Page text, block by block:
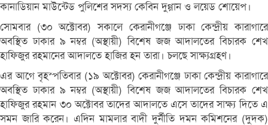
কানাডিয়ান মাউন্টেড পুলিশের সদস্য কেবিন দুগ্গান ও লয়েড শোয়েপ।
সোমবার (৩০ অক্টোবর) সকালে কেরানীগঞ্জে ঢাকা কেন্দ্রীয় কারাগারে
অবস্থিত ঢাকার ৯ নম্বর (অস্থায়ী) বিশেষ জজ আদালতের বিচারক শেখ
হাফিজুর রহমানের আদালতে হাজির হন তারা। চলছে সাক্ষ্যগ্রহণ।
এর আগে বৃহস্পতিবার (১৯ অক্টোবর) কেরানীগঞ্জে ঢাকা কেন্দ্রীয় কারাগারে
অবস্থিত ঢাকার ৯ নম্বর (অস্থায়ী) বিশেষ জজ আদালতের বিচারক শেখ
হাফিজুর রহমান ৩০ অক্টোবর তাদের আদালতে এসে তাদের সাক্ষ্য দিতে এ
সমন জারি করেন। এদিন মামলার বাদী দুর্নীতি দমন কমিশনের (দুদক)